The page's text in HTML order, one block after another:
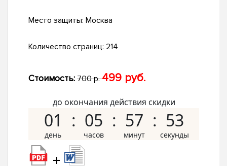
Место защиты: Москва
Количество страниц: 214
Стоимость: 700 р.499 руб.
до окончания действия скидки
01 05 57 52
+